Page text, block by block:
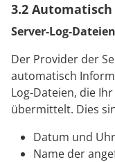
3.2
Server-Log-Dateien
Der Provider der
automatisch
Log-Dateien, die
übermittelt. Dies
Datum und
Name der